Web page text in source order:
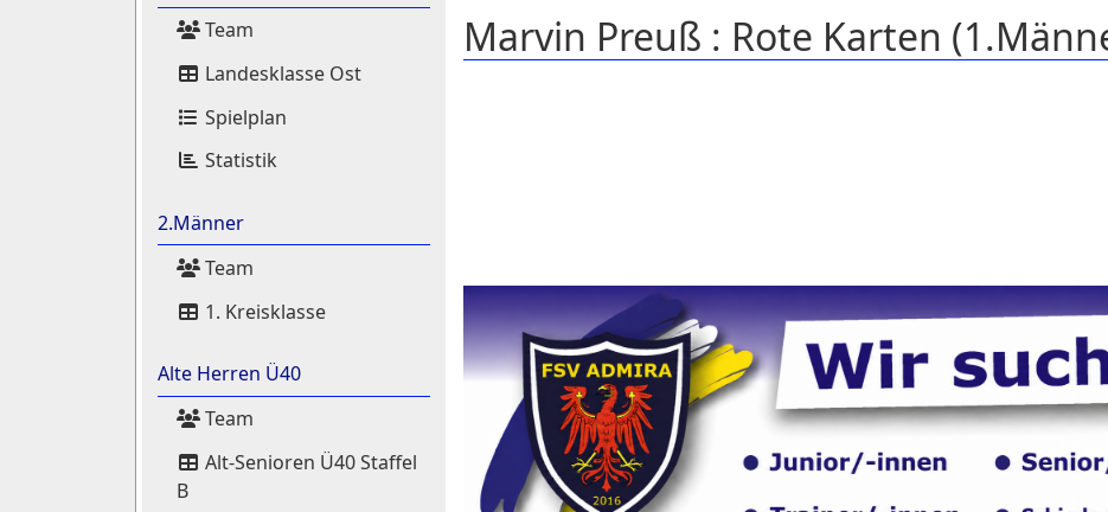
Team
Landesklasse Ost
Spielplan
Statistik
2.Männer
Team
1. Kreisklasse
Alte Herren Ü40
Team
Alt-Senioren Ü40 Staffel
B
Marvin Preuß : Rote Karten